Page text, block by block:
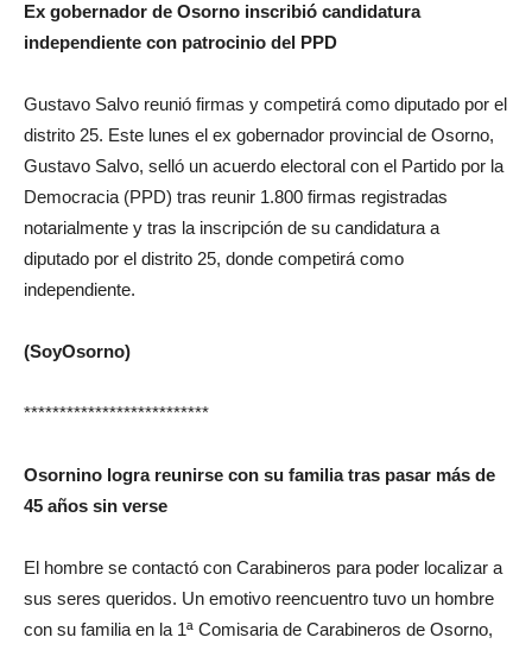
Ex gobernador de Osorno inscribió candidatura
independiente con patrocinio del PPD
Gustavo Salvo reunió firmas y competirá como diputado por el
distrito 25. Este lunes el ex gobernador provincial de Osorno,
Gustavo Salvo, selló un acuerdo electoral con el Partido por la
Democracia (PPD) tras reunir 1.800 firmas registradas
notarialmente y tras la inscripción de su candidatura a
diputado por el distrito 25, donde competirá como
independiente.
(SoyOsorno)
**************************
Osornino logra reunirse con su familia tras pasar más de
45 años sin verse
El hombre se contactó con Carabineros para poder localizar a
sus seres queridos. Un emotivo reencuentro tuvo un hombre
con su familia en la 1ª Comisaria de Carabineros de Osorno,